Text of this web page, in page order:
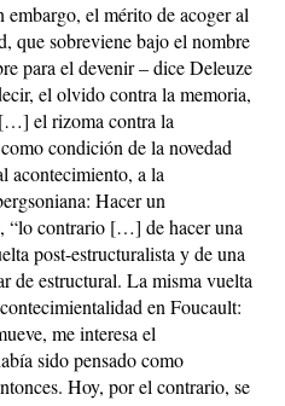
el mérito de acoger al
que sobreviene bajo el nombre
para el devenir – dice Deleuze
el olvido contra la memoria,
el rizoma contra la
condición de la novedad
acontecimiento, a la
Hacer un
“lo contrario […] de hacer una
post-estructuralista y de una
de estructural. La misma vuelta
en Foucault:
me interesa el
sido pensado como
Hoy, por el contrario, se